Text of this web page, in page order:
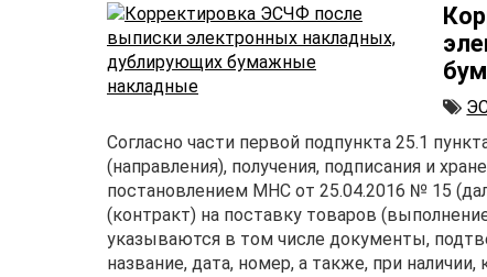
Согласно части первой подпункта 25.1
(направления), получения, подписания и
постановлением МНС от 25.04.2016 № 15
(контракт) на поставку товаров
указываются в том числе документы,
название, дата, номер, а также, при